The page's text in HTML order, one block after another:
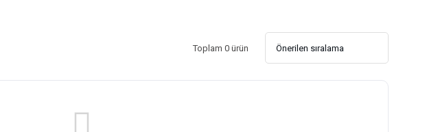
Toplam 0 ürün